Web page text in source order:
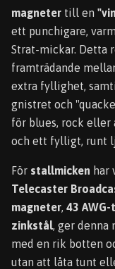
magneter till en
ett punchigare,
Strat-mickar. Detta
framträdande
extra fyllighet,
gnistret och
för blues, rock
och ett fylligt, runt
För stallmicken har
Telecaster
magneter, 43
zinkstål, ger denna
med en rik botten
utan att låta tunt